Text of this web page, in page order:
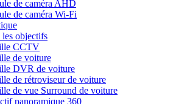
de caméra AHD
de caméra Wi-Fi
les objectifs
CCTV
de voiture
DVR de voiture
de rétroviseur de voiture
de vue Surround de voiture
panoramique 360